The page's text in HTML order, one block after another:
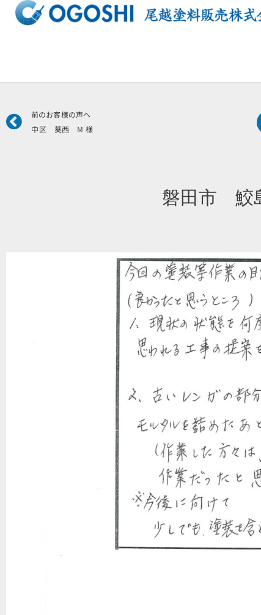
ッ
Prev
前のお客様の声へ
中区 葵西 M 様
磐田市 鮫